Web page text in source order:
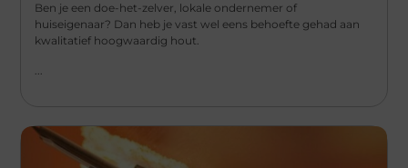
Ben je een doe-het-zelver, lokale ondernemer of
huiseigenaar? Dan heb je vast wel eens behoefte gehad aan
kwalitatief hoogwaardig hout.